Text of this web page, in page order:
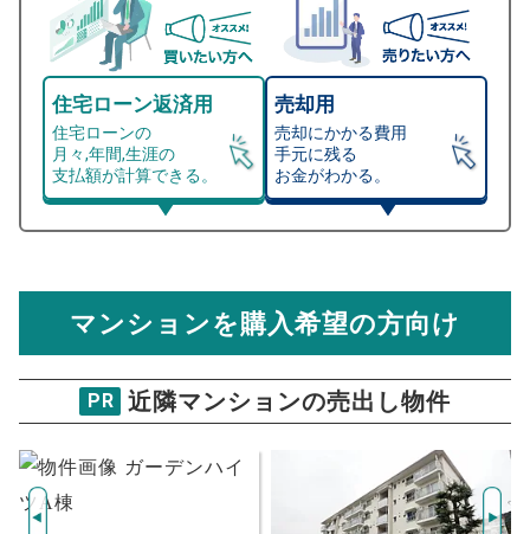
住宅ローン返済用
住宅ローンの
月々,年間,生涯の
支払額が計算できる。
売却用
売却にかかる費用
手元に残る
お金がわかる。
総支払額シミュレーション
物件価格
万円
ご希望の
返済期間
年
マンション売却シミュレーター
プラウドシティ神戸名谷
推定売却価格： 万円
マンションを購入希望の方向け
PR 近隣マンションの売出し物件